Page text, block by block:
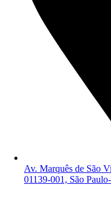
Av. Marquês de São
01139-001, São